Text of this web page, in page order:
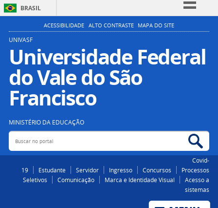
BRASIL
Simplifique!
Participe
Acesso à informação
Legislação
ACESSIBILIDADE ALTO CONTRASTE MAPA DO SITE
UNIVASF
Universidade Federal
do Vale do São
Francisco
MINISTÉRIO DA EDUCAÇÃO
Buscar no portal
Covid-
19
Estudante Servidor Ingresso Concursos
Processos
Seletivos
Comunicação Marca e Identidade Visual
Acesso a
sistemas